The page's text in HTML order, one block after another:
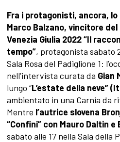
Fra i protagonisti, ancora,
Marco Balzano, vincitore
Venezia Giulia 2022 “Il
tempo”, protagonista sabato
Sala Rosa del Padiglione 1:
nell’intervista curata da Gian
lungo “L’estate della neve”
ambientato in una Carnia da
Mentre l’autrice slovena
“Confini” con Mauro Daltin
sabato alle 17 nella Sala della